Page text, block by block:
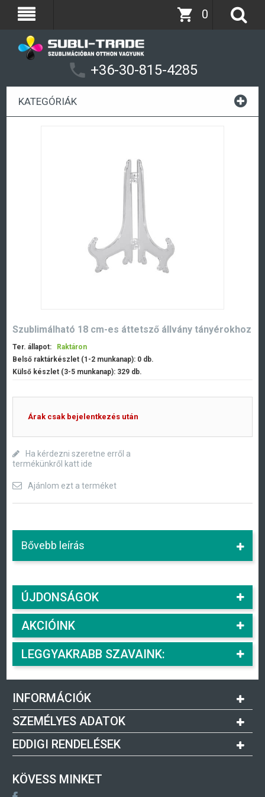
+36-30-815-4285
0
KATEGÓRIÁK
Szublimálható 18 cm-es áttetsző állvány tányérokhoz
Ter. állapot:
Raktáron
Belső raktárkészlet (1-2 munkanap): 0 db.
Külső készlet (3-5 munkanap): 329 db.
Árak csak bejelentkezés után
Ha kérdezni szeretne erről a
termékünkről katt ide
Ajánlom ezt a terméket
Bővebb leírás
ÚJDONSÁGOK
AKCIÓINK
LEGGYAKRABB SZAVAINK:
INFORMÁCIÓK
SZEMÉLYES ADATOK
EDDIGI RENDELÉSEK
KÖVESS MINKET